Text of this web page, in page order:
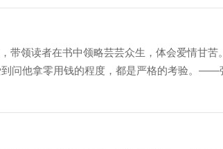
带领读者在书中领略芸芸众生，体会爱情甘苦
问他拿零用钱的程度，都是严格的考验。——